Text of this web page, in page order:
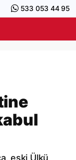
533 053 44 95
eski Ülkü